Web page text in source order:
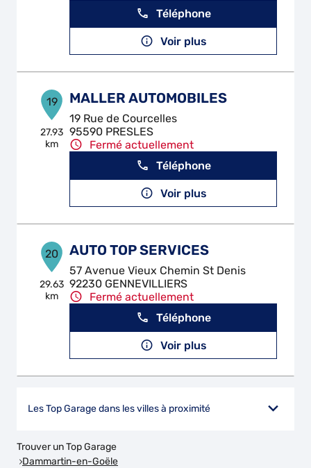
Téléphone
Voir plus
19
27.93
km
MALLER AUTOMOBILES
19 Rue de Courcelles
95590 PRESLES
Fermé actuellement
Téléphone
Voir plus
20
29.63
km
AUTO TOP SERVICES
57 Avenue Vieux Chemin St Denis
92230 GENNEVILLIERS
Fermé actuellement
Téléphone
Voir plus
Les Top Garage dans les villes à proximité
Trouver un Top Garage
Dammartin-en-Goële